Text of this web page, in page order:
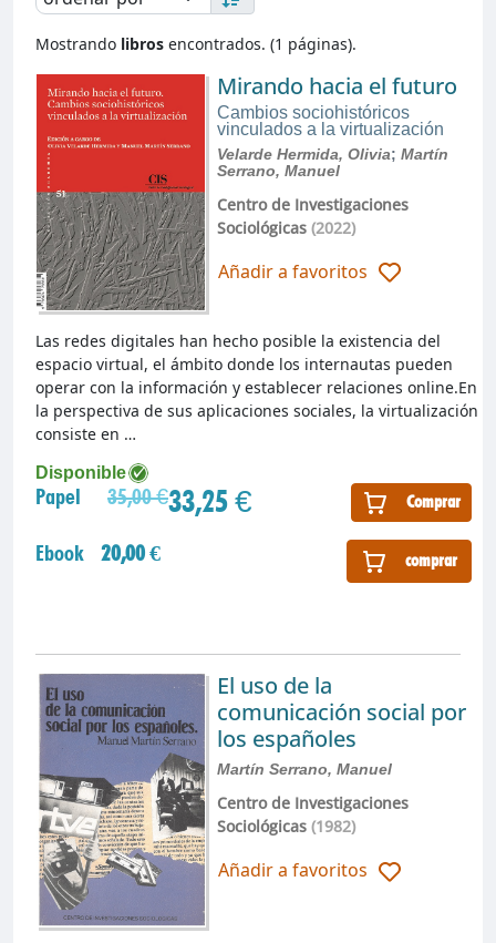
Mostrando libros encontrados. (1 páginas).
Mirando hacia el futuro
Cambios sociohistóricos
vinculados a la virtualización
Velarde Hermida, Olivia; Martín
Serrano, Manuel
Centro de Investigaciones
Sociológicas(2022)
Añadir a favoritos
Disponible
Papel 35,00 €33,25 € Comprar
Ebook 20,00 € comprar
Las redes digitales han hecho posible la existencia del
espacio virtual, el ámbito donde los internautas pueden
operar con la información y establecer relaciones online.En
la perspectiva de sus aplicaciones sociales, la virtualización
consiste en …
El uso de la
comunicación social por
los españoles
Martín Serrano, Manuel
Centro de Investigaciones
Sociológicas(1982)
Añadir a favoritos